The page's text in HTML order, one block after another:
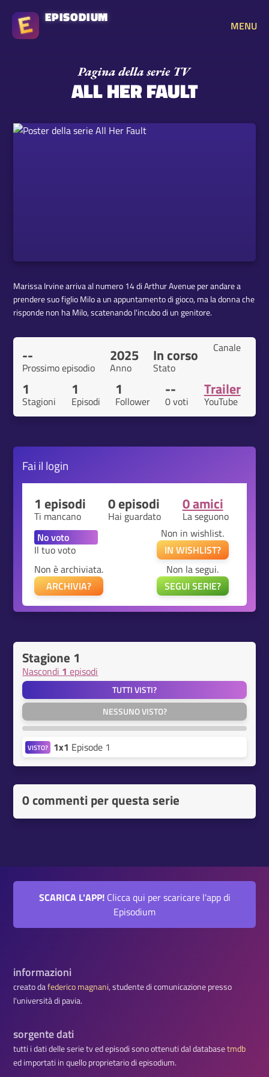
EPISODIUM
MENU
ALL HER FAULT
Marissa Irvine arriva al numero 14 di Arthur Avenue per andare a
prendere suo figlio Milo a un appuntamento di gioco, ma la donna che
risponde non ha Milo, scatenando l'incubo di un genitore.
--
Prossimo episodio
2025
Anno
In corso
Stato
Canale
1
Stagioni
1
Episodi
1
Follower
--
0 voti
Trailer
YouTube
Fai il login
1 episodi
Ti mancano
0 episodi
Hai guardato
0 amici
La seguono
Il tuo voto
Non in wishlist.
IN WISHLIST?
Non è archiviata.
ARCHIVIA?
Non la segui.
SEGUI SERIE?
Stagione 1
Nascondi 1 episodi
TUTTI VISTI?
NESSUNO VISTO?
VISTO? 1x1 Episode 1
0 commenti per questa serie
SCARICA L'APP!Clicca qui per scaricare l'app di
Episodium
informazioni
creato dafederico magnani, studente di comunicazione presso
l'università di pavia.
sorgente dati
tutti i dati delle serie tv ed episodi sono ottenuti dal databasetmdb
ed importati in quello proprietario di episodium.